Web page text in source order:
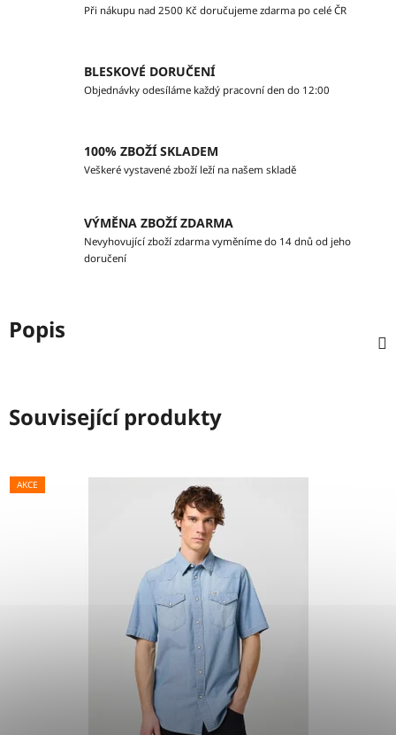
Při nákupu nad 2500 Kč doručujeme zdarma po celé ČR
BLESKOVÉ DORUČENÍ
Objednávky odesíláme každý pracovní den do 12:00
100% ZBOŽÍ SKLADEM
Veškeré vystavené zboží leží na našem skladě
VÝMĚNA ZBOŽÍ ZDARMA
Nevyhovující zboží zdarma vyměníme do 14 dnů od jeho
doručení
Popis
Související produkty
AKCE